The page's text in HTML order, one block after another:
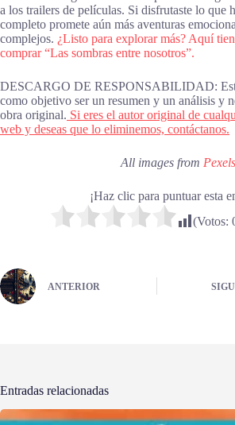
a los trailers de películas. Si disfrutaste lo que
completo promete aún más aventuras
complejos. ¿Listo para explorar más? Aquí
comprar “Las sombras entre nosotros”.
DESCARGO DE RESPONSABILIDAD:
como objetivo ser un resumen y un análisis y
obra original. Si eres el autor original de
web y deseas que lo eliminemos, contáctanos.
All images from Pexels
¡Haz clic para puntuar esta
(Votos:
ANTERIOR
Entradas relacionadas